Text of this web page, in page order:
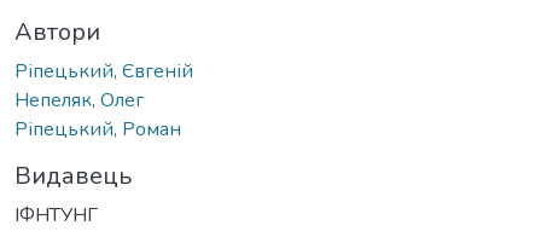
Автори
Ріпецький, Євгеній
Непеляк, Олег
Ріпецький, Роман
Видавець
ІФНТУНГ